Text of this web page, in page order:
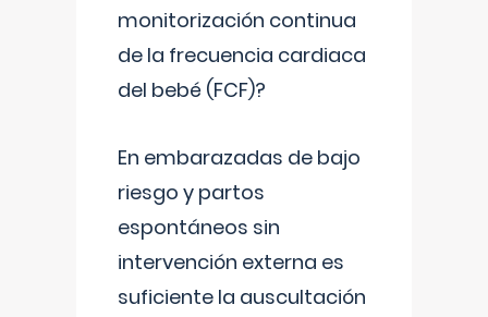
monitorización continua
de la frecuencia cardiaca
del bebé (FCF)?
En embarazadas de bajo
riesgo y partos
espontáneos sin
intervención externa es
suficiente la auscultación